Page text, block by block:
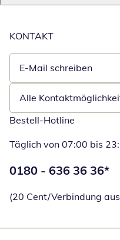
KONTAKT
E-Mail schreiben
Öffnet E-Mail-Client
Alle
Bestell-Hotline
Täglich von 07:00 bis
Telefonnummer:
0180 - 636 36 36*
(20 Cent/Verbindung